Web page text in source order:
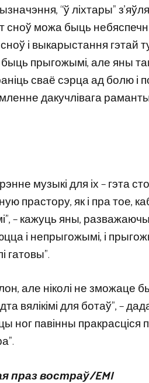
“ў ліхтары”
можа быць
і выкарыстання гэтай
прыгожымі, але яны
сваё сэрца ад болю і
дакучлівага
музыкі для іх – гэта
прастору, як і пра тое,
– кажуць яны,
і непрыгожымі, і
гатовы”.
але ніколі не зможаце
вялікімі для ботаў”, –
ног павінны
праз востраў/EMI